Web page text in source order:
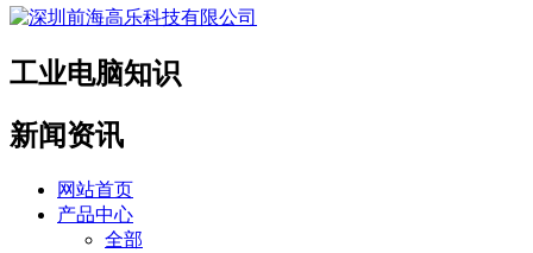
工业电脑知识
新闻资讯
网站首页
产品中心
全部